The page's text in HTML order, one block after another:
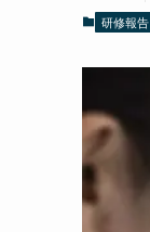
研修報告